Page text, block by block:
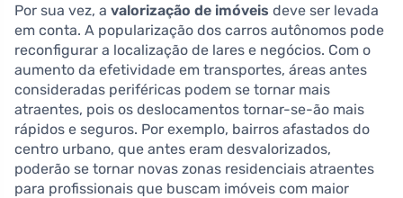
Por sua vez, a valorização de imóveis deve ser levada
em conta. A popularização dos carros autônomos pode
reconfigurar a localização de lares e negócios. Com o
aumento da efetividade em transportes, áreas antes
consideradas periféricas podem se tornar mais
atraentes, pois os deslocamentos tornar-se-ão mais
rápidos e seguros. Por exemplo, bairros afastados do
centro urbano, que antes eram desvalorizados,
poderão se tornar novas zonas residenciais atraentes
para profissionais que buscam imóveis com maior